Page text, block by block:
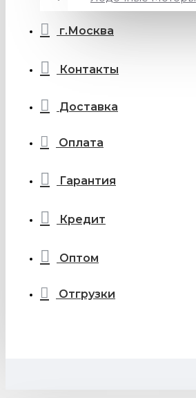
г.Москва
Контакты
Доставка
Оплата
Гарантия
Кредит
Оптом
Отгрузки